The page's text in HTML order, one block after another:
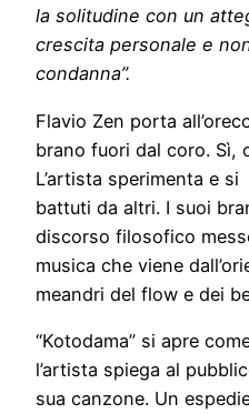
la solitudine con un
crescita personale e
condanna”.
Flavio Zen porta
brano fuori dal coro. Sì,
L’artista sperimenta e
battuti da altri. I suoi
discorso filosofico
musica che viene
meandri del flow e dei
“Kotodama” si apre
l’artista spiega al
sua canzone. Un